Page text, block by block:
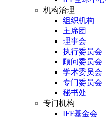
机构治理
组织机构
主席团
理事会
执行委员会
顾问委员会
学术委员会
专门委员会
秘书处
专门机构
IFF基金会